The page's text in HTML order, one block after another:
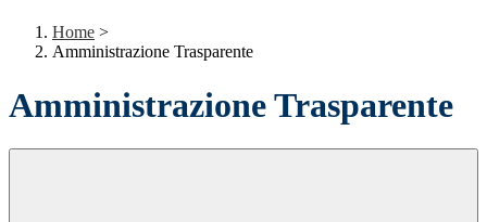
Home >
Amministrazione Trasparente
Amministrazione Trasparente